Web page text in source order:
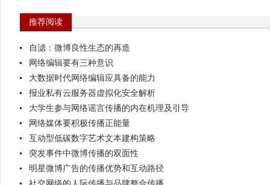
推荐阅读
自滤：微博良性生态的再造
网络编辑要有三种意识
大数据时代网络编辑应具备的能力
报业私有云服务器虚拟化安全解析
大学生参与网络谣言传播的内在机理及引导
网络媒体要积极传播正能量
互动型低碳数字艺术文本建构策略
突发事件中微博传播的双面性
明星微博广告的传播优势和互动路径